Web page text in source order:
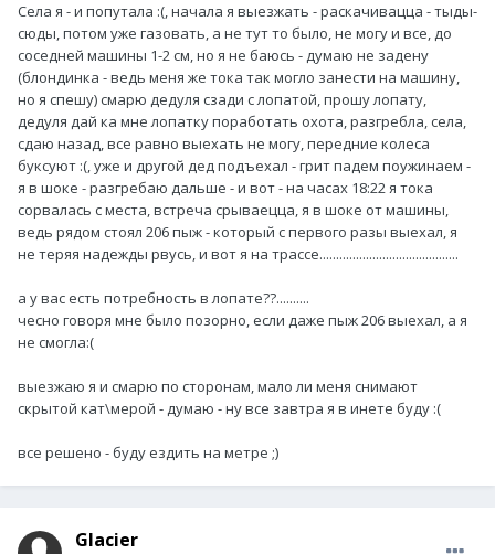
Села я - и попутала :(, начала я выезжать - раскачивацца - тыды-
сюды, потом уже газовать, а не тут то было, не могу и все, до
соседней машины 1-2 см, но я не баюсь - думаю не задену
(блондинка - ведь меня же тока так могло занести на машину,
но я спешу) смарю дедуля сзади с лопатой, прошу лопату,
дедуля дай ка мне лопатку поработать охота, разгребла, села,
сдаю назад, все равно выехать не могу, передние колеса
буксуют :(, уже и другой дед подъехал - грит падем поужинаем -
я в шоке - разгребаю дальше - и вот - на часах 18:22 я тока
сорвалась с места, встреча срываецца, я в шоке от машины,
ведь рядом стоял 206 пыж - который с первого разы выехал, я
не теряя надежды рвусь, и вот я на трассе..........................................
а у вас есть потребность в лопате??..........
чесно говоря мне было позорно, если даже пыж 206 выехал, а я
не смогла:(
выезжаю я и смарю по сторонам, мало ли меня снимают
скрытой кат\мерой - думаю - ну все завтра я в инете буду :(
все решено - буду ездить на метре ;)
Glacier